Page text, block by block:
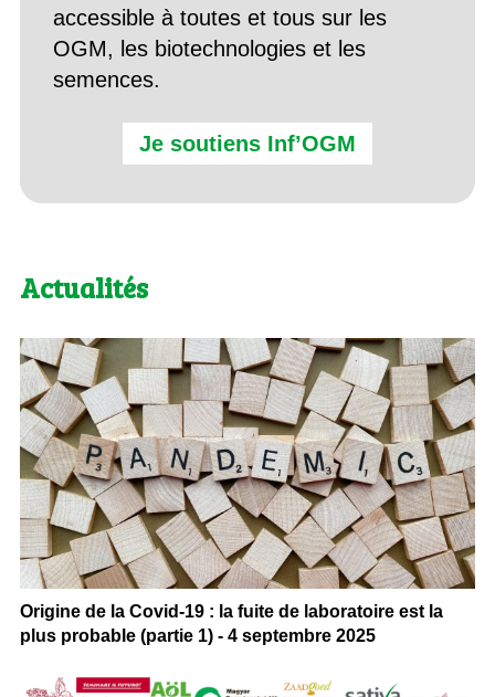
accessible à toutes et tous sur les
OGM, les biotechnologies et les
semences.
Je soutiens Inf’OGM
Actualités
Origine de la Covid-19 : la fuite de laboratoire est la
plus probable (partie 1) - 4 septembre 2025